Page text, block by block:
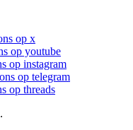
op x
op youtube
op instagram
op telegram
op threads